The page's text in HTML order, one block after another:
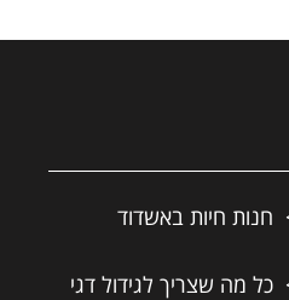
חנות חיות באשדוד
כל מה שצריך לגידול דגי